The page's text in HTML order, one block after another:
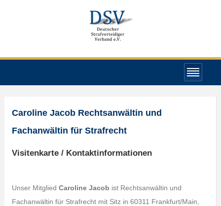
Caroline Jacob Rechtsanwältin und
Fachanwältin für Strafrecht
Visitenkarte / Kontaktinformationen
Unser Mitglied Caroline Jacob ist Rechtsanwältin und
Fachanwältin für Strafrecht mit Sitz in 60311 Frankfurt/Main,